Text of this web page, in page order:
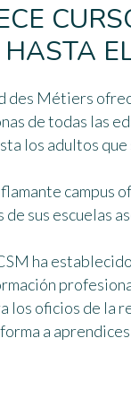
HASTA
des Métiers
de todas las
los adultos
campus
sus escuelas
ha
los oficios de la
a